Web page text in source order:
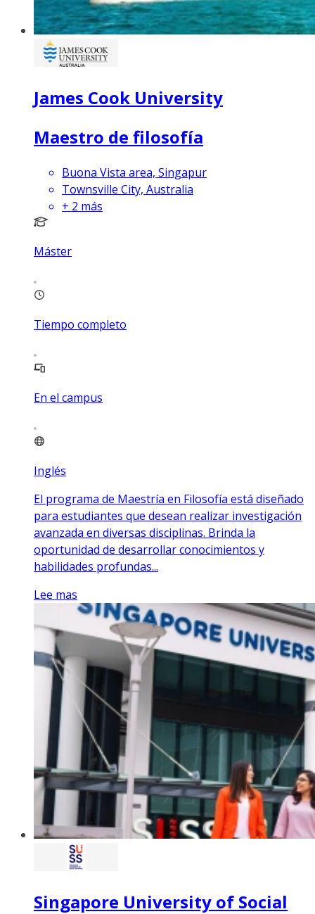
James Cook University
Maestro de filosofía
Buona Vista area, Singapur
Townsville City, Australia
+ 2 más
Máster
Tiempo completo
En el campus
Inglés
El programa de Maestría en Filosofía está diseñado
para estudiantes que desean realizar investigación
avanzada en diversas disciplinas. Brinda la
oportunidad de desarrollar conocimientos y
habilidades profundas...
Lee mas
Singapore University of Social